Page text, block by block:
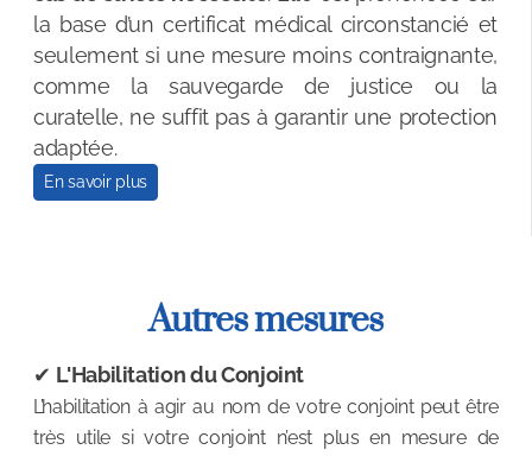
la base d’un certificat médical circonstancié et
seulement si une mesure moins contraignante,
comme la sauvegarde de justice ou la
curatelle, ne suffit pas à garantir une protection
adaptée.
En savoir plus
Autres mesures
✔ L'Habilitation du Conjoint
L’habilitation à agir au nom de votre conjoint peut être
très utile si votre conjoint n’est plus en mesure de